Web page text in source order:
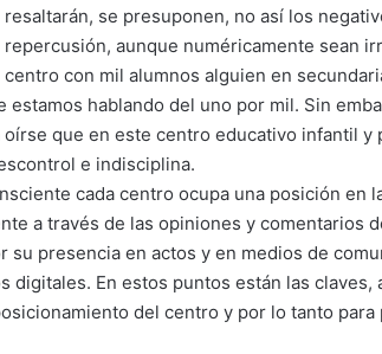
resaltarán, se presuponen, no así los
repercusión, aunque numéricamente sean
centro con mil alumnos alguien en
estamos hablando del uno por mil. Sin
que en este centro educativo infantil y
e indisciplina.
cada centro ocupa una posición en
a través de las opiniones y comentarios
su presencia en actos y en medios de
digitales. En estos puntos están las claves,
del centro y por lo tanto para